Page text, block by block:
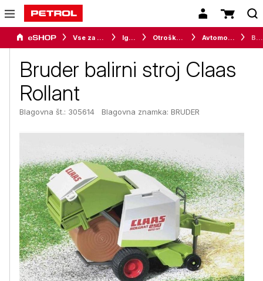
Vse za otroke Igrače Otroške igrače Avtomobilčki / vozila
Bruder balirni stroj Claas
Rollant
Blagovna št.: 305614 Blagovna znamka: BRUDER